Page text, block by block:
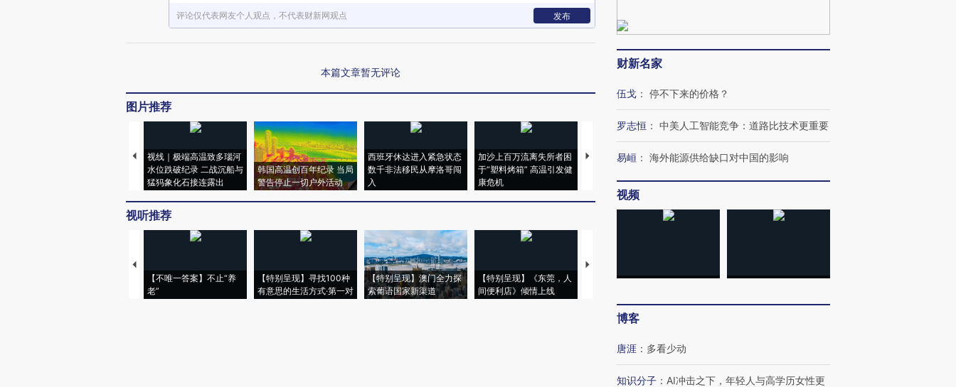
评论仅代表网友个人观点，不代表财新网观点 发布
本篇文章暂无评论
图片推荐
视线｜极端高温致多瑙河
水位跌破纪录 二战沉船与
猛犸象化石接连露出
韩国高温创百年纪录 当局
警告停止一切户外活动
西班牙休达进入紧急状态
数千非法移民从摩洛哥闯
入
加沙上百万流离失所者困
于“塑料烤箱” 高温引发健
康危机
马航飞行员跨国走私7万
要防空导弹“救急”
13人遇难
视听推荐
【不唯一答案】不止“养
老”
【特别呈现】寻找100种
有意思的生活方式·第一对
【特别呈现】澳门全力探
索葡语国家新渠道
【特别呈现】《东莞，人
间便利店》倾情上线
【推广】走进第四届链博
会，让数智科技“链”接产
【特别呈现】寻找100种
CFO：不靠规模取胜，华
财新名家
伍戈 ： 停不下来的价格？
罗志恒 ： 中美人工智能竞争：道路比技术更重要
易峘 ： 海外能源供给缺口对中国的影响
视频
博客
唐涯 ： 多看少动
知识分子 ： AI冲击之下，年轻人与高学历女性更